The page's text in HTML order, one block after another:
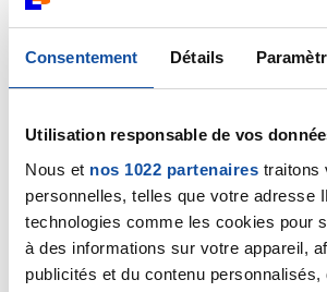
Consentement Détails
Utilisation responsable de vos
Nous et nos 1022 partenaires traitons
personnelles, telles que votre adresse
technologies comme les cookies pour
à des informations sur votre appareil,
publicités et du contenu personnalisés,
Bonjour
J’ai n’ai entendu que du bien de ce
vrai qu’il faut éviter de lire les avis
Je suis suivie à Grenoble à l’institut